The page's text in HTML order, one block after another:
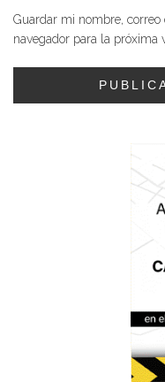
Guardar mi nombre,
navegador para la próxima